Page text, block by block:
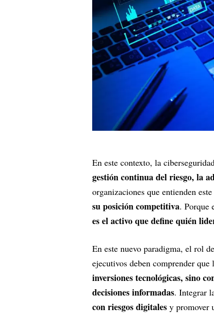
En este contexto, la
gestión continua del riesgo, la
organizaciones que entienden
su posición competitiva. Porque
es el activo que define quién
En este nuevo paradigma, el rol
ejecutivos deben comprender que
inversiones tecnológicas, sino
decisiones informadas. Integrar
con riesgos digitales y promover